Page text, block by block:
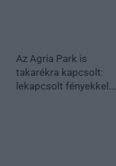
Az Agria Park is
takarékra kapcsolt:
lekapcsolt fényekkel...